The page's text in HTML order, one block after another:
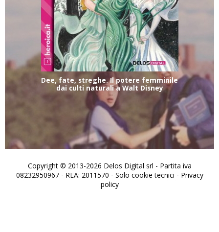
Dee, fate, streghe. Il potere femminile
dai culti naturali a Walt Disney
Copyright © 2013-2026 Delos Digital srl - Partita iva
08232950967 - REA: 2011570 - Solo cookie tecnici - Privacy
policy